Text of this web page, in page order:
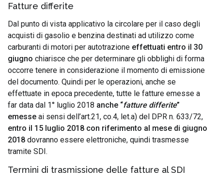
Fatture differite
Dal punto di vista applicativo la circolare per il caso degli
acquisti di gasolio e benzina destinati ad utilizzo come
carburanti di motori per autotrazione effettuati entro il 30
giugno chiarisce che per determinare gli obblighi di forma
occorre tenere in considerazione il momento di emissione
del documento. Quindi per le operazioni, anche se
effettuate in epoca precedente, tutte le fatture emesse a
far data dal 1° luglio 2018 anche “fatture differite”
emesseai sensi dell’art.21, co.4, let.a) del DPR n. 633/72,
entro il 15 luglio 2018 con riferimento al mese di giugno
2018dovranno essere elettroniche, quindi trasmesse
tramite SDI.
Termini di trasmissione delle fatture al SDI